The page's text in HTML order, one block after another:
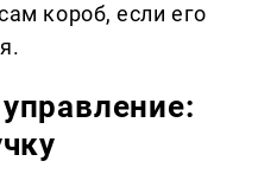
короб, если его